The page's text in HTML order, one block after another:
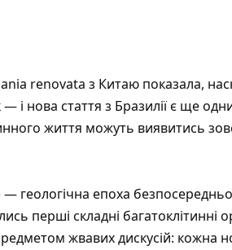
renovata з Китаю показала,
— і нова стаття з Бразилії є ще
життя можуть виявитись
геологічна епоха
перші складні багатоклітинні
жвавих дискусій: кожна